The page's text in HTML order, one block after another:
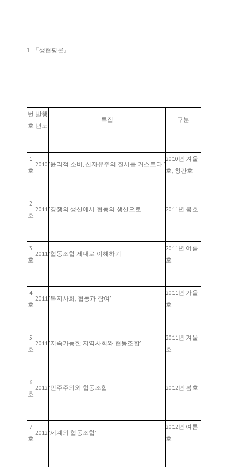
1. 『생협평론 』
번
호
발행
년도
특집 구분
1
호
2010 '윤리적 소비, 신자유주의 질서를 거스르다!'
2010년 겨울
호, 창간호
2
호
2011 '경쟁의 생산에서 협동의 생산으로' 2011년 봄호
3
호
2011 '협동조합 제대로 이해하기'
2011년 여름
호
4
호
2011 '복지사회, 협동과 참여'
2011년 가을
호
5
호
2011 '지속가능한 지역사회와 협동조합'
2011년 겨울
호
6
호
2012 '민주주의와 협동조합' 2012년 봄호
7
호
2012 '세계의 협동조합'
2012년 여름
호